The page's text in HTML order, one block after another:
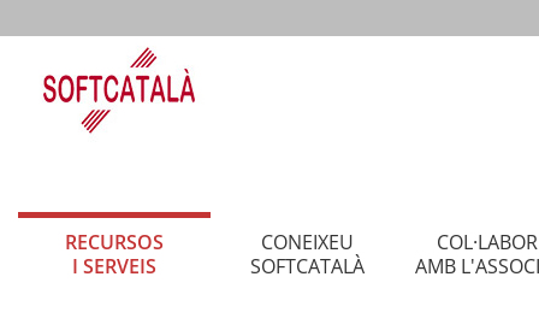
RECURSOS
I SERVEIS
CONEIXEU
SOFTCATALÀ
AMB